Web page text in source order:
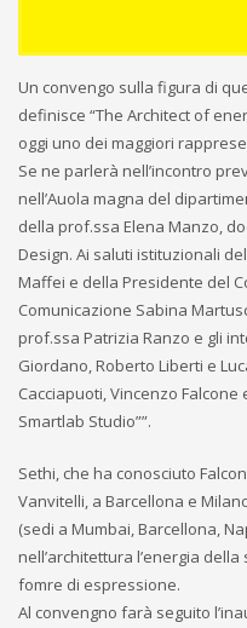
Un convengo sulla figura di
definisce “The Architect of
oggi uno dei maggiori
Se ne parlerà nell’incontro
nell’Auola magna del
della prof.ssa Elena Manzo,
Design. Ai saluti istituzionali
Maffei e della Presidente del
Comunicazione Sabina
prof.ssa Patrizia Ranzo e gli
Giordano, Roberto Liberti e
Cacciapuoti, Vincenzo
Smartlab Studio””.
Sethi, che ha conosciuto
Vanvitelli, a Barcellona e
(sedi a Mumbai, Barcellona,
nell’architettura l’energia
fomre di espressione.
Al convengno farà seguito